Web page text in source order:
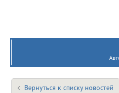
Вернуться к списку новостей